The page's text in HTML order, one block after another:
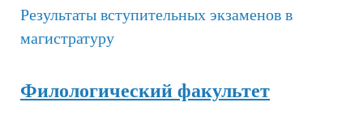
Результаты вступительных экзаменов в
магистратуру
Филологический факультет